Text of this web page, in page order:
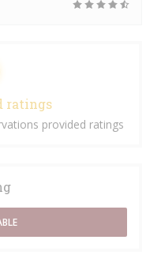
ratings
provided ratings